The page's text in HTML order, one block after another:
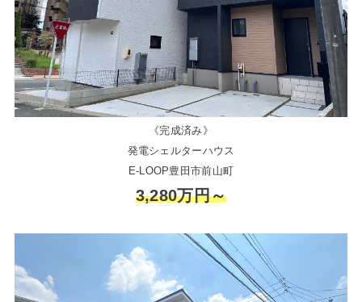
《完成済み》
発電シェルターハウス
E-LOOP豊田市前山町
3,280万円～